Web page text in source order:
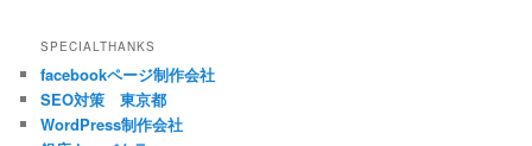
SPECIALTHANKS
facebookページ制作会社
SEO対策 東京都
WordPress制作会社